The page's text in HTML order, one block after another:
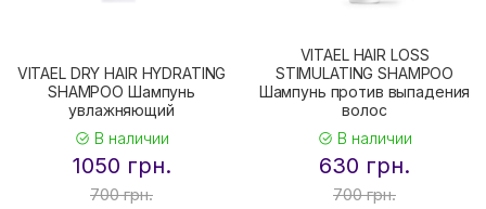
VITAEL DRY HAIR HYDRATING
SHAMPOO Шампунь
увлажняющий
В наличии
1050 грн.
700 грн.
VITAEL HAIR LOSS
STIMULATING SHAMPOO
Шампунь против выпадения
волос
В наличии
630 грн.
700 грн.